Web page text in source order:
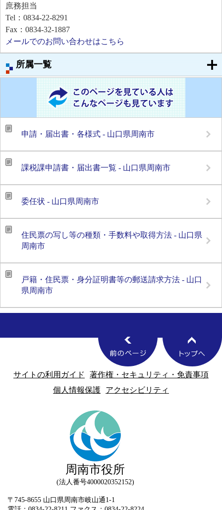
所属一覧
申請・届出書・各様式 - 山口県周南市
課税課申請書・届出書一覧 - 山口県周南市
委任状 - 山口県周南市
住民票の写し等の種類・手数料や取得方法 - 山口県
周南市
戸籍・住民票・身分証明書等の郵送請求方法 - 山口
県周南市
庶務担当
Tel：0834-22-8291
Fax：0834-32-1887
メールでのお問い合わせはこちら
サイトの利用ガイド
著作権・セキュリティ・免責事項
個人情報保護
アクセシビリティ
周南市役所
法人番号4000020352152
〒745-8655 山口県周南市岐山通1-1